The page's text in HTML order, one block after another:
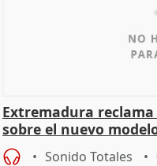
Extremadura
sobre el nuevo
Sonido Totales